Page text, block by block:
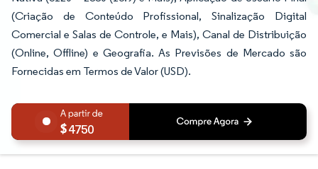
(Criação de Conteúdo Profissional, Sinalização Digital
Comercial e Salas de Controle, e Mais), Canal de Distribuição
(Online, Offline) e Geografia. As Previsões de Mercado são
Fornecidas em Termos de Valor (USD).
4750